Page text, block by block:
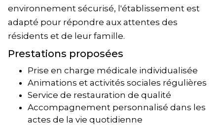
environnement sécurisé, l'établissement est
adapté pour répondre aux attentes des
résidents et de leur famille.
Prestations proposées
Prise en charge médicale individualisée
Animations et activités sociales régulières
Service de restauration de qualité
Accompagnement personnalisé dans les
actes de la vie quotidienne